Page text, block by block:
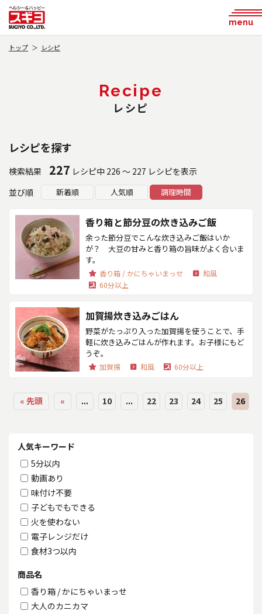
menu
トップ レシピ
Recipe
レシピ
レシピを探す
検索結果 227 レシピ中 226 ～ 227 レシピを表示
並び順
新着順 人気順 調理時間
香り箱と節分豆の炊き込みご飯
余った節分豆でこんな炊き込みご飯はいか
が？ 大豆の甘みと香り箱の旨味がよく合いま
す。
香り箱 / かにちゃいまっせ
和風
60分以上
加賀揚炊き込みごはん
野菜がたっぷり入った加賀揚を使うことで、手
軽に炊き込みごはんが作れます。お子様にもど
うぞ。
加賀揚 和風 60分以上
« 先頭 « ... 10 ... 22 23 24 25 26
人気キーワード
5分以内
動画あり
味付け不要
子どもでもできる
火を使わない
電子レンジだけ
食材3つ以内
商品名
香り箱 / かにちゃいまっせ
大人のカニカマ